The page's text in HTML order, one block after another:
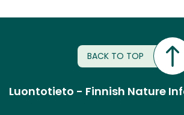
BACK TO TOP
Luontotieto - Finnish Nature